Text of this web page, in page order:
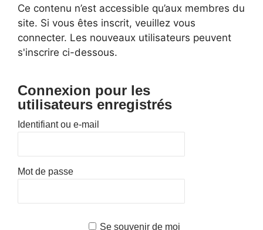
Ce contenu n’est accessible qu’aux membres du
site. Si vous êtes inscrit, veuillez vous
connecter. Les nouveaux utilisateurs peuvent
s'inscrire ci-dessous.
Connexion pour les
utilisateurs enregistrés
Identifiant ou e-mail
Mot de passe
Se souvenir de moi